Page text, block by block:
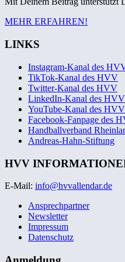
MEHR ERFAHREN!
LINKS
Instagram-Kanal des
TikTok-Kanal des HVV
Twitter-Kanal des HVV
LinkedIn-Kanal des HVV
YouTube-Kanal des HVV
Facebook-Fanpage des
Handballverband
Andreas-Hahn-Stiftung
HVV
E-Mail: info@hvvallendar.de
Ansprechpartner
Newsletter
Impressum
Datenschutz